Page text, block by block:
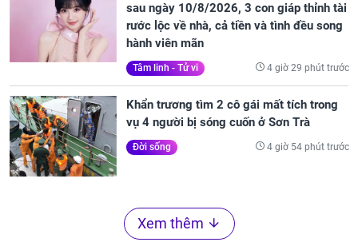
sau ngày 10/8/2026, 3 con giáp thỉnh tài
rước lộc về nhà, cả tiền và tình đều song
hành viên mãn
Tâm linh - Tử vi 4 giờ 29 phút trước
Khẩn trương tìm 2 cô gái mất tích trong
vụ 4 người bị sóng cuốn ở Sơn Trà
Đời sống 4 giờ 54 phút trước
Xem thêm